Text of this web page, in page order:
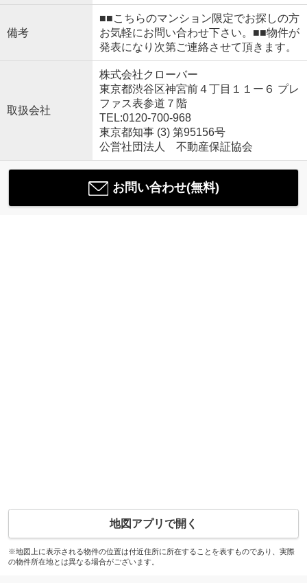
備考
■■こちらのマンション限定でお探しの方
お気軽にお問い合わせ下さい。■■物件が
発表になり次第ご連絡させて頂きます。
取扱会社
株式会社クローバー
東京都渋谷区神宮前４丁目１１ー６ プレ
ファス表参道７階
TEL:0120-700-968
東京都知事 (3) 第95156号
公営社団法人 不動産保証協会
お問い合わせ(無料)
地図アプリで開く
※地図上に表示される物件の位置は付近住所に所在することを表すものであり、実際
の物件所在地とは異なる場合がございます。